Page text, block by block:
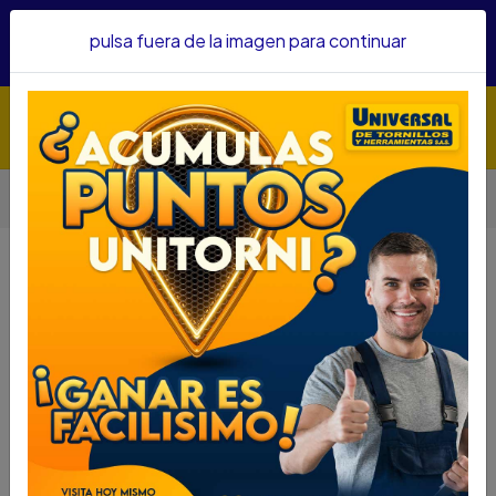
confianza&nbsp;Recibe un KIT PARRILLERO por compras
Inicio Automotriz
Winches
WINCHE MANUAL UYUSTOOLS 2500LBS HCH005
WINCHE MANUAL UYUSTOOLS
2500LBS HCH005
WINCHE MANUAL UYUSTOOLS 2500LBS HCH005
SKU,,,75500045
DESCRIPCIÓN...
Fácil de usar: Marcha atrás y marcha atrás con
pulsa fuera de la imagen para continuar